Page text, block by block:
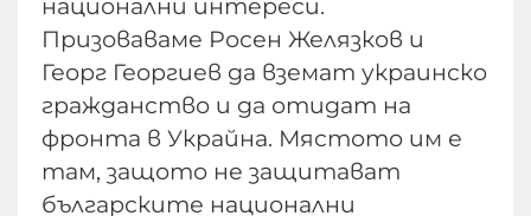
национални интереси.
Призоваваме Росен Желязков и
Георг Георгиев да вземат украинско
гражданство и да отидат на
фронта в Украйна. Мястото им е
там, защото не защитават
българските национални